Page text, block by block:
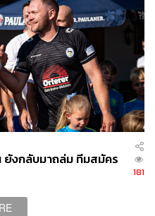
ยังกลับมาถล่ม ทีมสมัคร
181